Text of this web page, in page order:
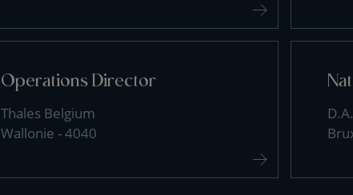
Operations Director
Thales Belgium
Wallonie - 4040